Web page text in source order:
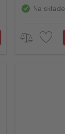
Na sklade